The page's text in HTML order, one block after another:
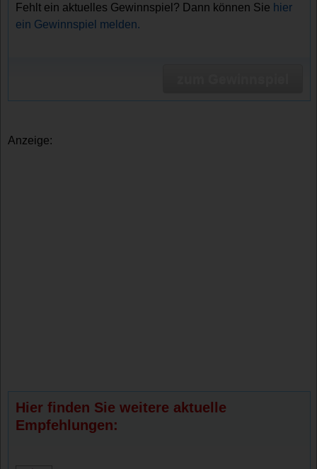
Fehlt ein aktuelles Gewinnspiel? Dann können Sie hier
ein Gewinnspiel melden.
Anzeige:
Hier finden Sie weitere aktuelle
Empfehlungen: